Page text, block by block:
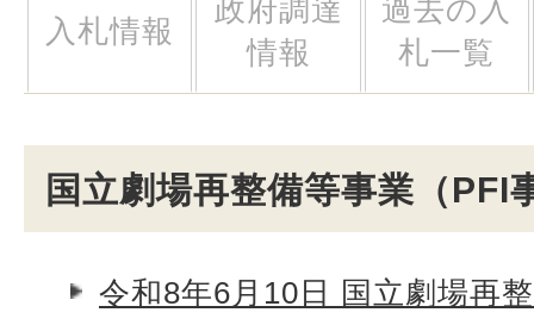
入札情報
政府調達
情報
過去の入
札一覧
国立劇場再整備等事業（PFI
令和8年6月10日 国立劇場再